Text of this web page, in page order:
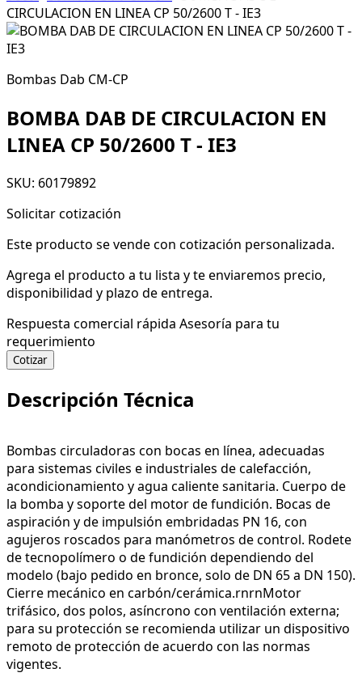
CIRCULACION EN LINEA CP 50/2600 T - IE3
Bombas Dab CM-CP
BOMBA DAB DE CIRCULACION EN
LINEA CP 50/2600 T - IE3
SKU: 60179892
Solicitar cotización
Este producto se vende con cotización personalizada.
Agrega el producto a tu lista y te enviaremos precio,
disponibilidad y plazo de entrega.
Respuesta comercial rápida Asesoría para tu
requerimiento
Cotizar
Descripción Técnica
Bombas circuladoras con bocas en línea, adecuadas
para sistemas civiles e industriales de calefacción,
acondicionamiento y agua caliente sanitaria. Cuerpo de
la bomba y soporte del motor de fundición. Bocas de
aspiración y de impulsión embridadas PN 16, con
agujeros roscados para manómetros de control. Rodete
de tecnopolímero o de fundición dependiendo del
modelo (bajo pedido en bronce, solo de DN 65 a DN 150).
Cierre mecánico en carbón/cerámica.rnrnMotor
trifásico, dos polos, asíncrono con ventilación externa;
para su protección se recomienda utilizar un dispositivo
remoto de protección de acuerdo con las normas
vigentes.